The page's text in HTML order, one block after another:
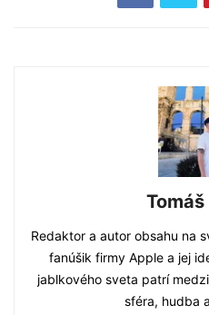
Redaktor a autor obsahu na
fanúšik firmy Apple a jej
jablkového sveta patrí
sféra, hudba